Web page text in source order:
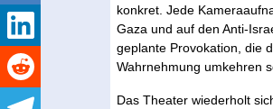
konkret. Jede
Gaza und auf den Anti-
geplante Provokation, die
Wahrnehmung umkehren
Das Theater wiederholt